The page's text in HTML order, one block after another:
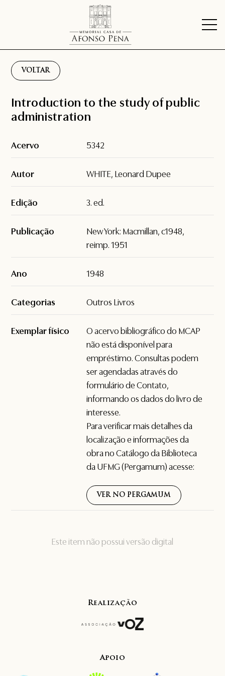
VOLTAR
Este item não possui versão digital
Introduction to the study of public
administration
Acervo 5342
Autor WHITE, Leonard Dupee
Edição 3. ed.
Publicação
New York: Macmillan, c1948,
reimp. 1951
Ano 1948
Categorias Outros Livros
Exemplar físico
O acervo bibliográfico do MCAP
não está disponível para
empréstimo. Consultas podem
ser agendadas através do
formulário deContato,
informando os dados do livro de
interesse.
Para verificar mais detalhes da
localização e informações da
obra no Catálogo da Biblioteca
da UFMG (Pergamum) acesse:
VER NO PERGAMUM
Realização
Apoio